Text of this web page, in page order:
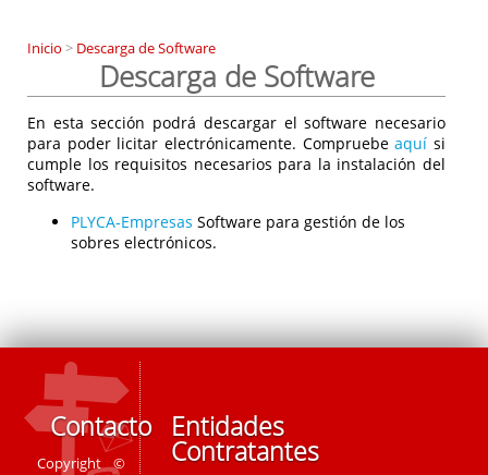
Inicio > Descarga de Software
Descarga de Software
En esta sección podrá descargar el software necesario
para poder licitar electrónicamente. Compruebeaquí si
cumple los requisitos necesarios para la instalación del
software.
PLYCA-Empresas Software para gestión de los
sobres electrónicos.
Contacto
Copyright ©
Entidades
Contratantes